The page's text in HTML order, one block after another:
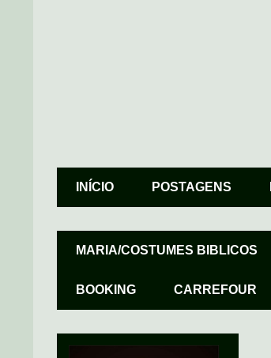
INÍCIO POSTAGENS
MARIA/COSTUMES BIBLICOS
BOOKING CARREFOUR